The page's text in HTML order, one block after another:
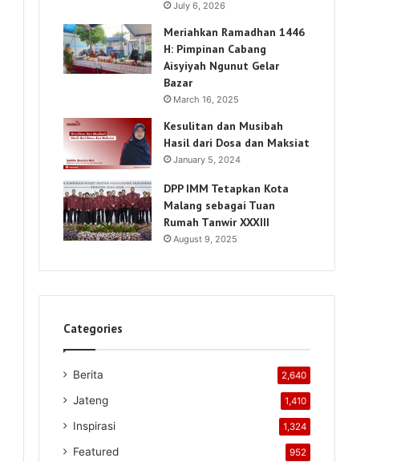
July 6, 2026
Meriahkan Ramadhan 1446
H: Pimpinan Cabang
Aisyiyah Ngunut Gelar
Bazar
March 16, 2025
Kesulitan dan Musibah
Hasil dari Dosa dan Maksiat
January 5, 2024
DPP IMM Tetapkan Kota
Malang sebagai Tuan
Rumah Tanwir XXXIII
August 9, 2025
Categories
Berita 2,640
Jateng 1,410
Inspirasi 1,324
Featured 952